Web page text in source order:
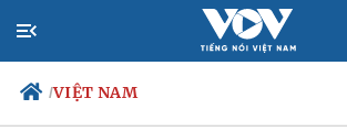
/VIỆT NAM